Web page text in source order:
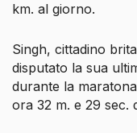
km. al giorno.
Singh, cittadino
disputato la sua
durante la
ora 32 m. e 29 sec.